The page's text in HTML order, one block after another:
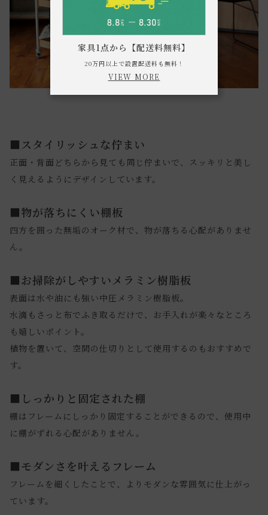
■スタイリッシュな佇まい
正面・背面どちらから見ても同じ佇まいで、スッキリと美し
く見えるようにデザインしています。
■物が落ちにくい棚板
四方を囲った無垢のオーク材で、物が落ちる心配がありませ
ん。
■お掃除がしやすいメラミン樹脂板
表面は水や油にも強い中圧メラミン樹脂板。
水滴もさっと布でふき取るだけで、お手入れが楽々なところ
も嬉しいポイント。
植物を置いて、空間の仕切りとして使用するのもおすすめで
す。
■しっかりと固定された棚
棚はフレームにしっかり固定することができるので、使用中
に棚がずれる心配がありません。
■モダンさを叶えるフレーム
フレームを細くしたことで、よりモダンな雰囲気に仕上がっ
ています。
家具1点から【配送料無料】
20万円以上で設置配送料も無料！
VIEW MORE